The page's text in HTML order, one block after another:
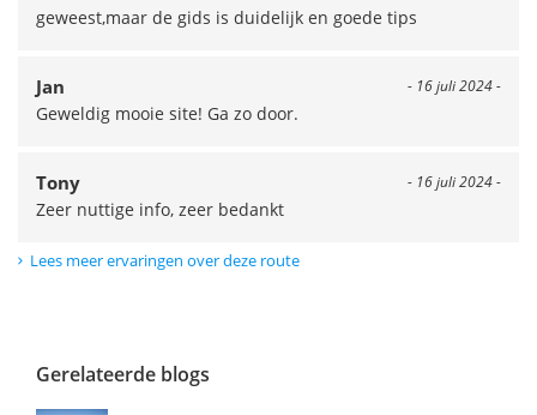
geweest,maar de gids is duidelijk en goede tips
- 16 juli 2024 -
Jan
Geweldig mooie site! Ga zo door.
- 16 juli 2024 -
Tony
Zeer nuttige info, zeer bedankt
Lees meer ervaringen over deze route
Gerelateerde blogs